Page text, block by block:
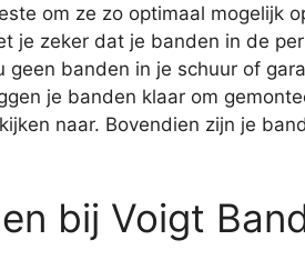
om ze zo optimaal mogelijk
je zeker dat je banden in de
geen banden in je schuur of
je banden klaar om
naar. Bovendien zijn je
bij Voigt